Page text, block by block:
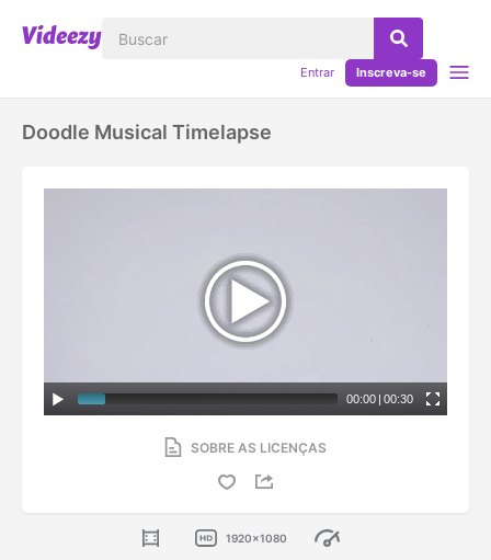
Entrar Inscreva-se
Doodle Musical Timelapse
00:00 | 00:30
SOBRE AS LICENÇAS
1920x1080